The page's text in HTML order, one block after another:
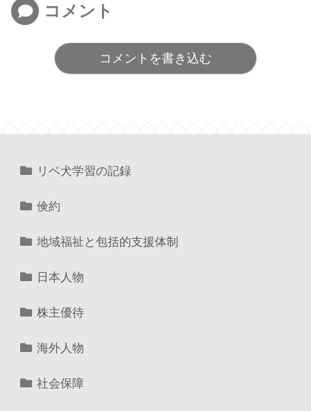
コメント
コメントを書き込む
リベ犬学習の記録
倹約
地域福祉と包括的支援体制
日本人物
株主優待
海外人物
社会保障